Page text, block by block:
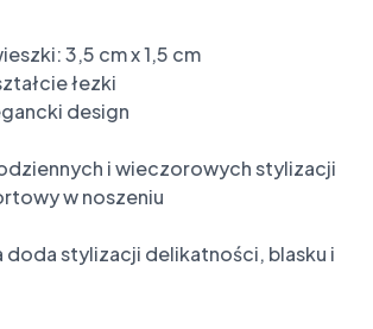
3,5 cm x 1,5 cm
łezki
design
i wieczorowych stylizacji
w noszeniu
doda stylizacji delikatności, blasku i